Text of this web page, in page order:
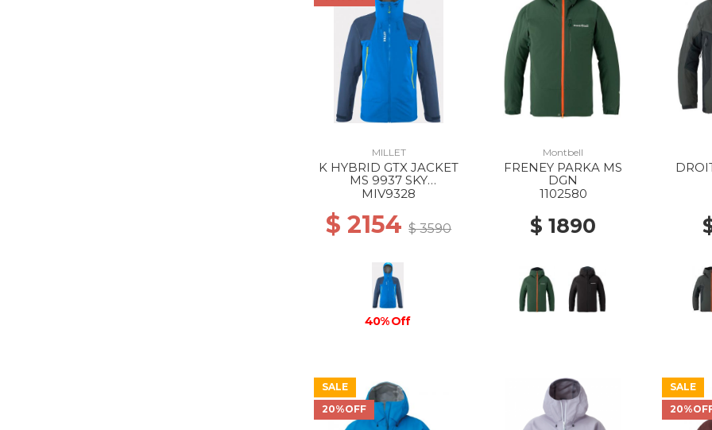
MILLET
K HYBRID GTX JACKET
MS 9937 SKY
DIVER/DARK DENIM
MIV9328
$ 2154$ 3590
40% Off
Montbell
FRENEY PARKA MS
DGN
1102580
$ 1890
SALE
20%OFF
SALE